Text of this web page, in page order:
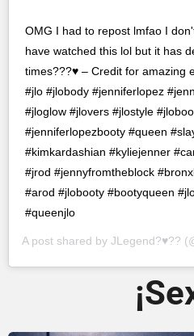
OMG I had to repost lmfao I
have watched this lol but it has
times???♥️ – Credit for amazing
#jlo #jlobody #jenniferlopez
#jloglow #jlovers #jlostyle
#jenniferlopezbooty #queen
#kimkardashian #kyliejenner
#jrod #jennyfromtheblock
#arod #jlobooty #bootyqueen
#queenjlo
A post shared by JLegend?♥️??